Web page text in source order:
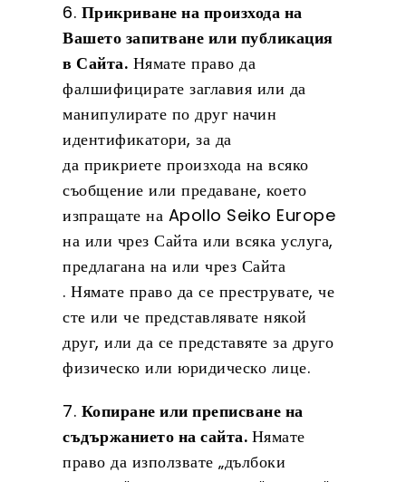
6. Прикриване на произхода на
Вашето запитване или публикация
в Сайта. Нямате право да
фалшифицирате заглавия или да
манипулирате по друг начин
идентификатори, за да
да прикриете произхода на всяко
съобщение или предаване, което
изпращате на Apollo Seiko Europe
на или чрез Сайта или всяка услуга,
предлагана на или чрез Сайта
. Нямате право да се преструвате, че
сте или че представлявате някой
друг, или да се представяте за друго
физическо или юридическо лице.
7. Копиране или преписване на
съдържанието на сайта. Нямате
право да използвате „дълбоки